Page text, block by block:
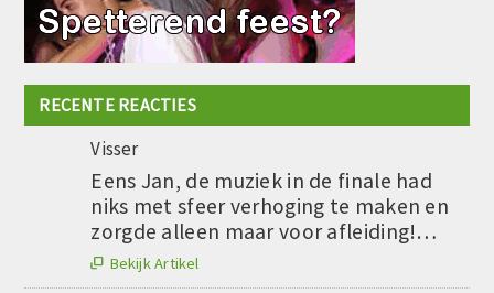
RECENTE REACTIES
Visser
Eens Jan, de muziek in de finale had
niks met sfeer verhoging te maken en
zorgde alleen maar voor afleiding!…
 Bekijk Artikel